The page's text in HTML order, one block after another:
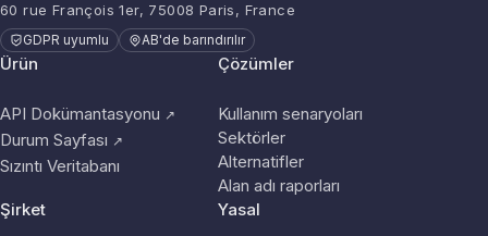
60 rue François 1er, 75008 Paris, France
GDPR uyumlu AB'de barındırılır
Ürün
API Dokümantasyonu ↗
Durum Sayfası ↗
Sızıntı Veritabanı
Çözümler
Kullanım senaryoları
Sektörler
Alternatifler
Alan adı raporları
Şirket
Yasal